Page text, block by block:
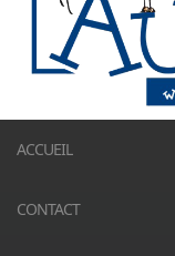
ACCUEIL
CONTACT